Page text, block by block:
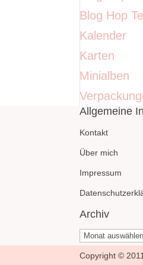
Blog Hop
Kalender
Karten
Minialben
Allgemeine
Kontakt
Über mich
Impressum
Archiv
Archiv
Copyright ©